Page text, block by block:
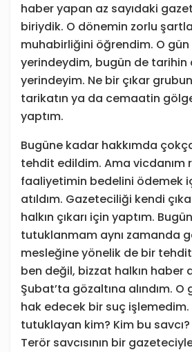
haber yapan az sayıdaki
biriydik. O dönemin zorlu
muhabirliğini öğrendim. O
yerindeydim, bugün de tarihin
yerindeyim. Ne bir çıkar
tarikatın ya da cemaatin
yaptım.
Bugüne kadar hakkımda
tehdit edildim. Ama vicdanım
faaliyetimin bedelini ödemek
atıldım. Gazeteciliği kendi
halkın çıkarı için yaptım.
tutuklanmam aynı zamanda
mesleğine yönelik de bir
ben değil, bizzat halkın haber
Şubat’ta gözaltına alındım.
hak edecek bir suç işlemedim.
tutuklayan kim? Kim bu savcı?
Terör savcısının bir